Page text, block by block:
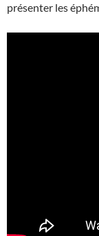
présenter les